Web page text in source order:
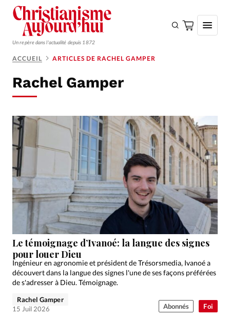
Un repère dans l'actualité depuis 1872
Monde
Opinions
Tous les articles
Faire un don
Emploi
Se connecter
Édition: Internationale
Devise:CHF
RUBRIQUES
Tous les articles
Actualité chrétienne
Actualité internationale
Dossier
Génération réveil
Monde
ACCUEIL ARTICLES DE RACHEL GAMPER
Rachel Gamper
Foi
Le témoignage d’Ivanoé: la langue des signes
pour louer Dieu
Ingénieur en agronomie et président de Trésorsmedia, Ivanoé a
découvert dans la langue des signes l'une de ses façons préférées
de s'adresser à Dieu. Témoignage.
Rachel Gamper
15 Juil 2026
Abonnés